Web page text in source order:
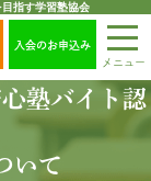
指す学習塾協会
入会のお申込み
メニュー
塾バイト認
いて